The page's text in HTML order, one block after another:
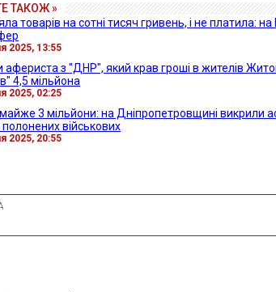
ТАКОЖ »
товарів на сотні тисяч гривень, і не платила:
2025, 13:55
афериста з "ДНР", який крав гроші в жителів
4,5 мільйона
2025, 02:25
3 мільйони: на Дніпропетровщині викрили
полонених військових
2025, 20:55